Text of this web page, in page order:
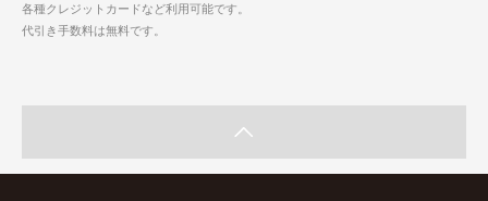
各種クレジットカードなど利用可能です。
代引き手数料は無料です。